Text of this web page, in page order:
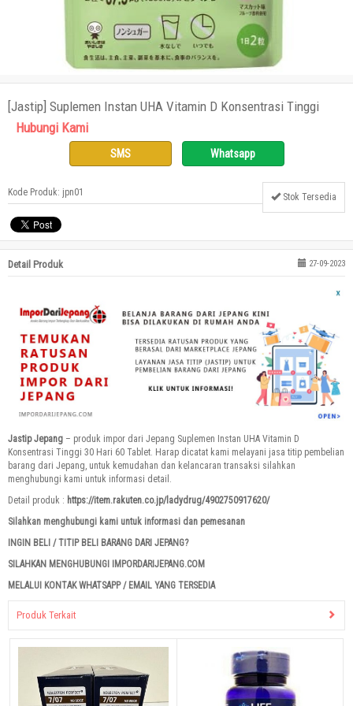
[Jastip] Suplemen Instan UHA Vitamin D Konsentrasi Tinggi
Hubungi Kami
SMS Whatsapp
Kode Produk: jpn01 Stok Tersedia
Detail Produk 27-09-2023
Jastip Jepang – produk impor dari Jepang Suplemen Instan UHA Vitamin D
Konsentrasi Tinggi 30 Hari 60 Tablet. Harap dicatat kami melayani jasa titip pembelian
barang dari Jepang, untuk kemudahan dan kelancaran transaksi silahkan
menghubungi kami untuk informasi detail.
Detail produk : https://item.rakuten.co.jp/ladydrug/4902750917620/
Silahkan menghubungi kami untuk informasi dan pemesanan
INGIN BELI / TITIP BELI BARANG DARI JEPANG?
SILAHKAN MENGHUBUNGI IMPORDARIJEPANG.COM
MELALUI KONTAK WHATSAPP / EMAIL YANG TERSEDIA
Produk Terkait